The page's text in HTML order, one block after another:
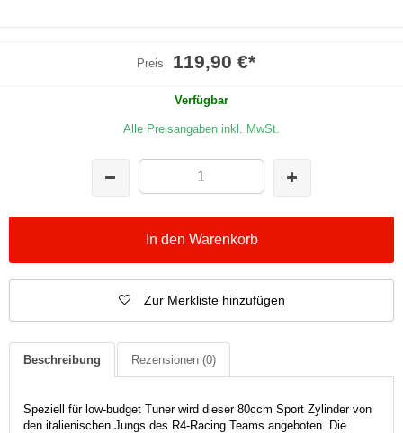
Preis 119,90 €*
Verfügbar
Alle Preisangaben inkl. MwSt.
In den Warenkorb
Zur Merkliste hinzufügen
Beschreibung Rezensionen (0)
Speziell für low-budget Tuner wird dieser 80ccm Sport Zylinder von
den italienischen Jungs des R4-Racing Teams angeboten. Die